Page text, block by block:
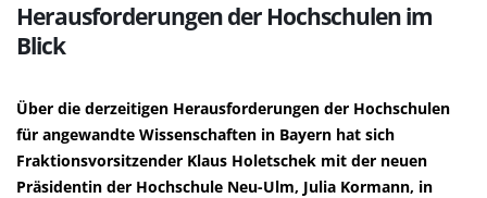
Herausforderungen der Hochschulen im
Blick
Über die derzeitigen Herausforderungen der Hochschulen
für angewandte Wissenschaften in Bayern hat sich
Fraktionsvorsitzender Klaus Holetschek mit der neuen
Präsidentin der Hochschule Neu-Ulm, Julia Kormann, in